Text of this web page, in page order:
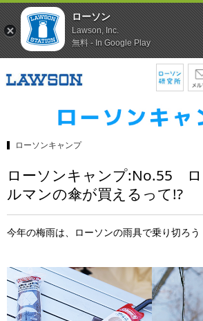
ローソンキャンプ
ローソンキャンプ:No.55
ルマンの傘が買えるって!?
今年の梅雨は、ローソンの雨具で乗り切ろう
ローソン
Lawson, Inc.
無料 - In Google Play